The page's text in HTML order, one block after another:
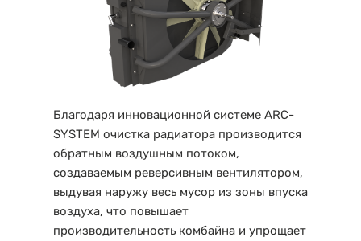
Благодаря инновационной системе ARC-
SYSTEM очистка радиатора производится
обратным воздушным потоком,
создаваемым реверсивным вентилятором,
выдувая наружу весь мусор из зоны впуска
воздуха, что повышает
производительность комбайна и упрощает